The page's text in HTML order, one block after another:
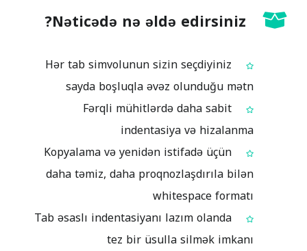
Nəticədə nə əldə edirsiniz?
Hər tab simvolunun sizin seçdiyiniz
sayda boşluqla əvəz olunduğu mətn
Fərqli mühitlərdə daha sabit
indentasiya və hizalanma
Kopyalama və yenidən istifadə üçün
daha təmiz, daha proqnozlaşdırıla bilən
whitespace formatı
Tab əsaslı indentasiyanı lazım olanda
tez bir üsulla silmək imkanı